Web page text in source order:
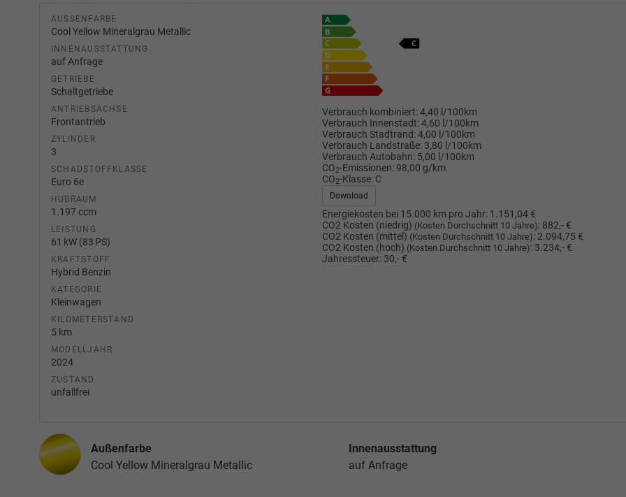
AUSSENFARBE
Cool Yellow Mineralgrau Metallic
INNENAUSSTATTUNG
auf Anfrage
GETRIEBE
Schaltgetriebe
ANTRIEBSACHSE
Frontantrieb
ZYLINDER
3
SCHADSTOFFKLASSE
Euro 6e
HUBRAUM
1.197 ccm
LEISTUNG
61 kW (83 PS)
KRAFTSTOFF
Hybrid Benzin
KATEGORIE
Kleinwagen
KILOMETERSTAND
5 km
MODELLJAHR
2024
ZUSTAND
unfallfrei
Verbrauch kombiniert:4,40 l/100km
Verbrauch Innenstadt:4,60 l/100km
Verbrauch Stadtrand:4,00 l/100km
Verbrauch Landstraße: 3,80 l/100km
Verbrauch Autobahn: 5,00 l/100km
CO2-Emissionen: 98,00 g/km
CO2-Klasse: C
Download
Energiekosten bei 15.000 km pro Jahr: 1.151,04 €
CO2 Kosten (niedrig) (Kosten Durchschnitt 10 Jahre): 882,- €
CO2 Kosten (mittel) (Kosten Durchschnitt 10 Jahre): 2.094,75 €
CO2 Kosten (hoch) (Kosten Durchschnitt 10 Jahre): 3.234,- €
Jahressteuer: 30,- €
Außenfarbe
Cool Yellow Mineralgrau Metallic
Innenausstattung
auf Anfrage